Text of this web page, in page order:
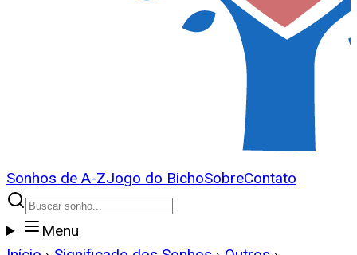
Sonhos de A-ZJogo do BichoSobreContato
Menu